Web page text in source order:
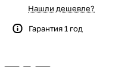
Нашли дешевле?
Гарантия 1 год